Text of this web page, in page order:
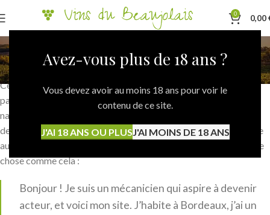
Avez-vous plus de 18 ans ?
Vous devez avoir au moins 18 ans pour voir le
contenu de ce site.
J'AI 18 ANS OU PLUSJ'AI MOINS DE 18 ANS
0 0,00
Page d’exemple
Page d’exemple
Ceci est une page d’exemple. C’est différent d’un article de blog
parce qu’elle restera au même endroit et apparaîtra dans la
navigation de votre site (dans la plupart des thèmes). La plupart
des gens commencent par une page « À propos » qui les présente
aux personnes visitant le site. Cela pourrait ressembler à quelque
chose comme cela :
Bonjour ! Je suis un mécanicien qui aspire à devenir
acteur, et voici mon site. J’habite à Bordeaux, j’ai un